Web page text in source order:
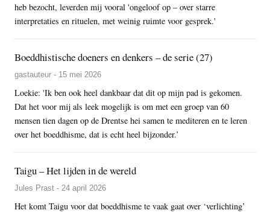
heb bezocht, leverden mij vooral 'ongeloof op – over starre
interpretaties en rituelen, met weinig ruimte voor gesprek.'
Boeddhistische doeners en denkers – de serie (27)
gastauteur - 15 mei 2026
Loekie: 'Ik ben ook heel dankbaar dat dit op mijn pad is gekomen.
Dat het voor mij als leek mogelijk is om met een groep van 60
mensen tien dagen op de Drentse hei samen te mediteren en te leren
over het boeddhisme, dat is echt heel bijzonder.’
Taigu – Het lijden in de wereld
Jules Prast - 24 april 2026
Het komt Taigu voor dat boeddhisme te vaak gaat over ‘verlichting’